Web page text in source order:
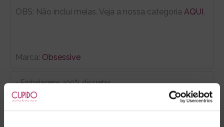
OBS: Não inclui meias. Veja a nossa categoria AQUI .
Marca: Obsessive
- Embalagens 100% discretas
- *Entrega em 24 horas para pedidos antes das 16:00 h.